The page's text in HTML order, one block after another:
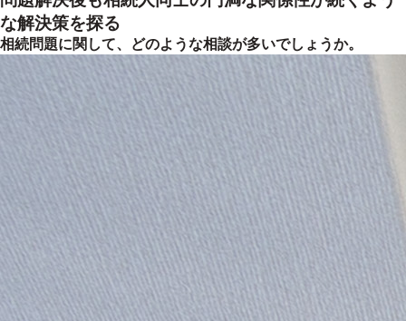
な解決策を探る
相続問題に関して、どのような相談が多いでしょうか。